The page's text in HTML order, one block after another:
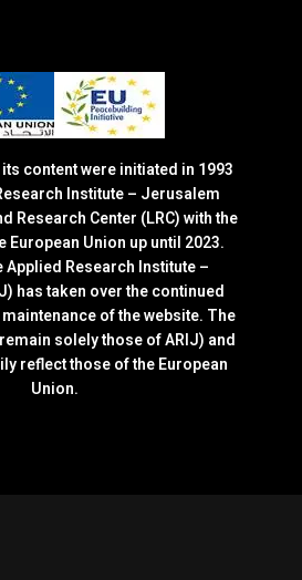
content were initiated in 1993
Institute – Jerusalem
Research Center (LRC) with the
European Union up until 2023.
Applied Research Institute –
has taken over the continued
of the website. The
solely those of ARIJ) and
reflect those of the European
Union.